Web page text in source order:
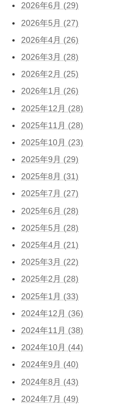
ジ
送
2026年6月 (29)
2026年5月 (27)
2026年4月 (26)
2026年3月 (28)
2026年2月 (25)
2026年1月 (26)
2025年12月 (28)
2025年11月 (28)
2025年10月 (23)
2025年9月 (29)
2025年8月 (31)
2025年7月 (27)
2025年6月 (28)
2025年5月 (28)
2025年4月 (21)
2025年3月 (22)
2025年2月 (28)
2025年1月 (33)
2024年12月 (36)
2024年11月 (38)
2024年10月 (44)
2024年9月 (40)
2024年8月 (43)
2024年7月 (49)